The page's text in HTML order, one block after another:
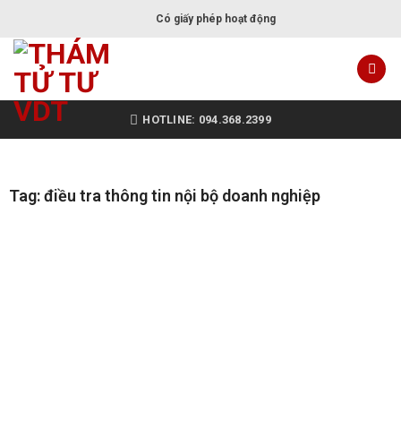
Có giấy phép hoạt động
HOTLINE: 094.368.2399
Tag: điều tra thông tin nội bộ doanh nghiệp